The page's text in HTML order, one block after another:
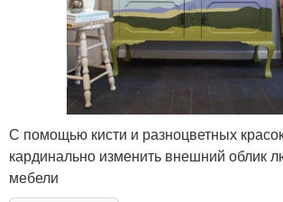
С помощью кисти и разноцветных
кардинально изменить внешний облик
мебели